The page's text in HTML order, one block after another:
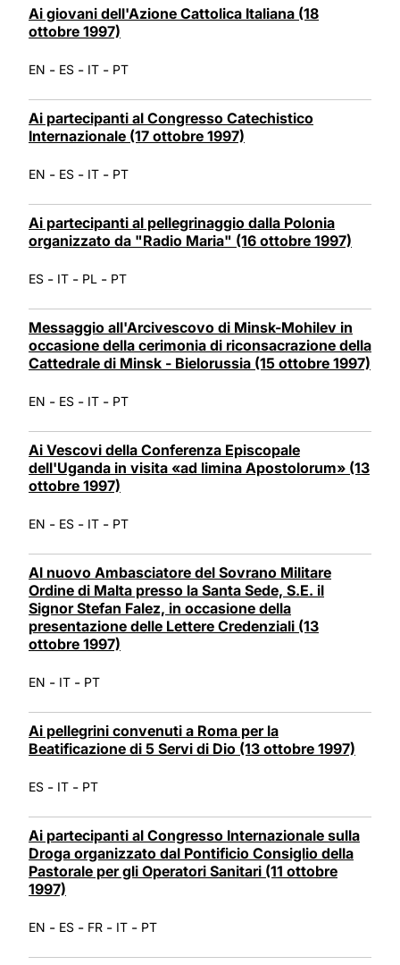
Ai giovani dell'Azione Cattolica Italiana (18
ottobre 1997)
EN - ES - IT - PT
Ai partecipanti al Congresso Catechistico
Internazionale (17 ottobre 1997)
EN - ES - IT - PT
Ai partecipanti al pellegrinaggio dalla Polonia
organizzato da "Radio Maria" (16 ottobre 1997)
ES - IT - PL - PT
Messaggio all'Arcivescovo di Minsk-Mohilev in
occasione della cerimonia di riconsacrazione della
Cattedrale di Minsk - Bielorussia (15 ottobre 1997)
EN - ES - IT - PT
Ai Vescovi della Conferenza Episcopale
dell'Uganda in visita «ad limina Apostolorum» (13
ottobre 1997)
EN - ES - IT - PT
Al nuovo Ambasciatore del Sovrano Militare
Ordine di Malta presso la Santa Sede, S.E. il
Signor Stefan Falez, in occasione della
presentazione delle Lettere Credenziali (13
ottobre 1997)
EN - IT - PT
Ai pellegrini convenuti a Roma per la
Beatificazione di 5 Servi di Dio (13 ottobre 1997)
ES - IT - PT
Ai partecipanti al Congresso Internazionale sulla
Droga organizzato dal Pontificio Consiglio della
Pastorale per gli Operatori Sanitari (11 ottobre
1997)
EN - ES - FR - IT - PT